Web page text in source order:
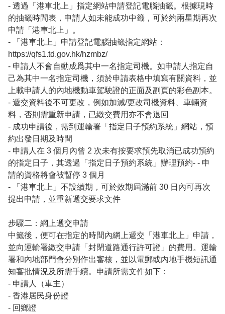
- 透過「港車北上」指定網站申請登記電腦抽籤。根據現時
的抽籤時間表，申請人如未能成功中籤，可於約兩星期再次
申請「港車北上」。
- 「港車北上」申請登記電腦抽籤指定網站：
https://qfs1.td.gov.hk/hzmbz/
- 申請人不會自動成爲其中一名指定司機。如申請人指定自
己為其中一名指定司機，須於申請表格中填寫有關資料，並
上載申請人的內地機動車駕駛證的正面及副頁的彩色副本。
- 遞交資料後不可更改，例如加減/更改司機資料、車輛資
料，否則需重新申請，已繳交費用亦不會退回
- 成功申請後，需到運輸署「指定日子預約系統」網站，預
約出發日期及時間
- 申請人在 3 個月內曾 2 次未有按要求預先取消已成功預約
的指定日子，其透過「指定日子預約系統」辦理預約- - 申
請的資格將會被暫停 3 個月
- 「港車北上」不設續期，可於效期屆滿前 30 日內可再次
提出申請，並重新遞交要求文件
步驟二：網上遞交申請
中籤後，便可在指定的時間內網上遞交「港車北上」申請，
並向運輸署繳交申請「封閉道路通行許可證」的費用。運輸
署和內地部門會分別作出審核，並以電郵或內地手機短訊通
知審批情況及所需手續。申請所需文件如下：
- 申請人（車主）
- 香港居民身份證
- 回鄉證